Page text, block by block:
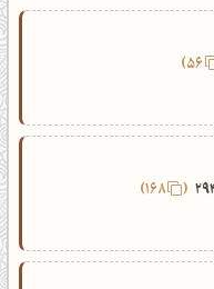
168